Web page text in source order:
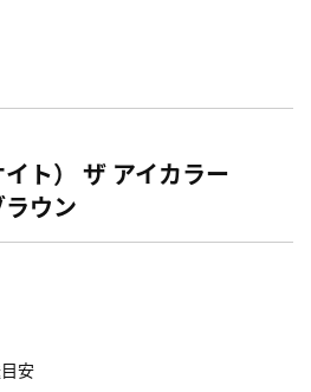
ト） ザ アイカラー
ウン
安